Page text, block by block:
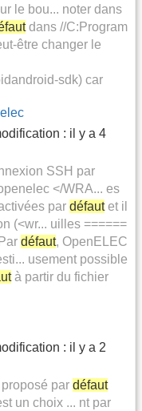
le bou... noter dans
dans //C:Program
être changer le
sdk) car
: il y a 4
SSH par
</WRA... es
par défautet il
(<wr... uilles ======
défaut, OpenELEC
usement possible
à partir du fichier
: il y a 2
par défaut
un choix ... nt par